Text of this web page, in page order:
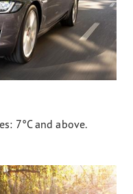
7°C and above.